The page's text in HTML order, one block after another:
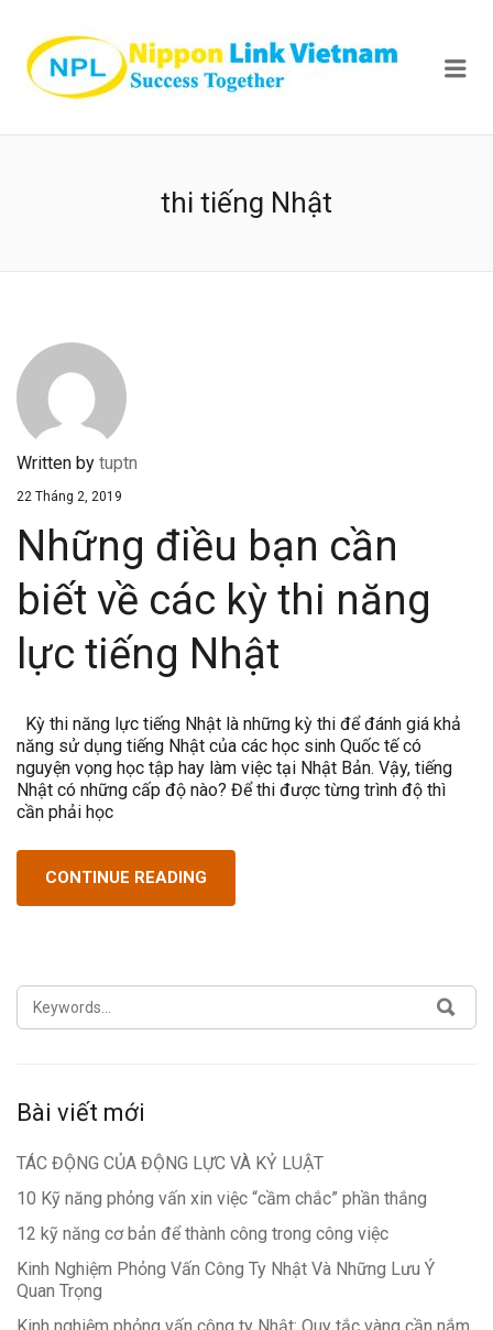
thi tiếng Nhật
Written by tuptn
22 Tháng 2, 2019
Những điều bạn cần
biết về các kỳ thi năng
lực tiếng Nhật
Kỳ thi năng lực tiếng Nhật là những kỳ thi để đánh giá khả
năng sử dụng tiếng Nhật của các học sinh Quốc tế có
nguyện vọng học tập hay làm việc tại Nhật Bản. Vậy, tiếng
Nhật có những cấp độ nào? Để thi được từng trình độ thì
cần phải học
CONTINUE READING
SEARCH
FOR:
Bài viết mới
TÁC ĐỘNG CỦA ĐỘNG LỰC VÀ KỶ LUẬT
10 Kỹ năng phỏng vấn xin việc “cầm chắc” phần thắng
12 kỹ năng cơ bản để thành công trong công việc
Kinh Nghiệm Phỏng Vấn Công Ty Nhật Và Những Lưu Ý
Quan Trọng
Kinh nghiệm phỏng vấn công ty Nhật: Quy tắc vàng cần nắm